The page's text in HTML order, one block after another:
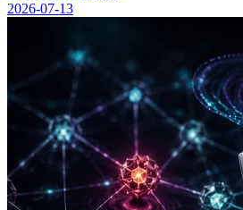
2026-07-13